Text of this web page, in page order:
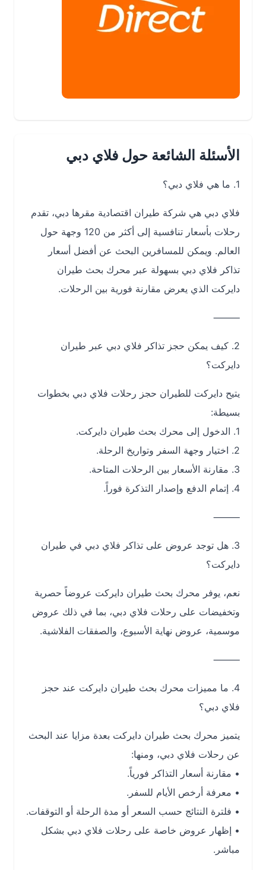
الأسئلة الشائعة حول فلاي دبي
فلاي دبي هي شركة طيران اقتصادية مقرها دبي، تقدم
رحلات بأسعار تنافسية إلى أكثر من 120 وجهة حول
العالم. ويمكن للمسافرين البحث عن أفضل أسعار
تذاكر فلاي دبي بسهولة عبر محرك بحث طيران
دايركت الذي يعرض مقارنة فورية بين الرحلات.
⸻
2. كيف يمكن حجز تذاكر فلاي دبي عبر طيران
دايركت؟
يتيح دايركت للطيران حجز رحلات فلاي دبي بخطوات
بسيطة:
⸻
3. هل توجد عروض على تذاكر فلاي دبي في طيران
دايركت؟
نعم، يوفر محرك بحث طيران دايركت عروضاً حصرية
وتخفيضات على رحلات فلاي دبي، بما في ذلك عروض
موسمية، عروض نهاية الأسبوع، والصفقات الفلاشية.
⸻
4. ما مميزات محرك بحث طيران دايركت عند حجز
فلاي دبي؟
يتميز محرك بحث طيران دايركت بعدة مزايا عند البحث
عن رحلات فلاي دبي، ومنها:
• مقارنة أسعار التذاكر فورياً.
• معرفة أرخص الأيام للسفر.
• فلترة النتائج حسب السعر أو مدة الرحلة أو التوقفات.
• إظهار عروض خاصة على رحلات فلاي دبي بشكل
مباشر.